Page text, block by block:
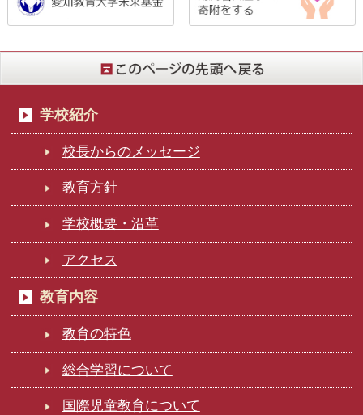
学校紹介
校長からのメッセージ
教育方針
学校概要・沿革
アクセス
教育内容
教育の特色
総合学習について
国際児童教育について